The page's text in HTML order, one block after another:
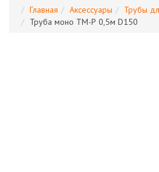
Главная Аксессуары
Трубы
Труба моно ТМ-Р 0,5м D150